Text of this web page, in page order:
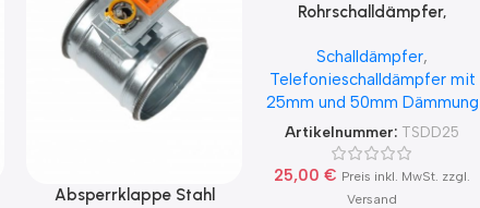
Absperrklappe Stahl
Rohrschalldämpfer,
Lippendichtung, 25mm
Packungsstärke, 1000mm
lang
Schalldämpfer,
Telefonieschalldämpfer mit
25mm und 50mm Dämmung
Artikelnummer: TSDD25
25,00€ Preis inkl. MwSt. zzgl.
Versand